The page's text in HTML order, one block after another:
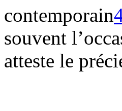
contemporain
souvent
atteste le